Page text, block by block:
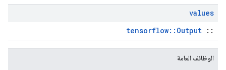
values
::
tensorflow::Output
الوظائف العامة